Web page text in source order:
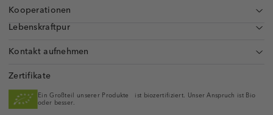
Kooperationen
Lebenskraftpur
Kontakt aufnehmen
Zertifikate
Ein Großteil unserer Produkte ist biozertifiziert. Unser Anspruch ist Bio
oder besser.